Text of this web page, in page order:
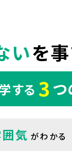
いを
する 3つ
気 がわかる